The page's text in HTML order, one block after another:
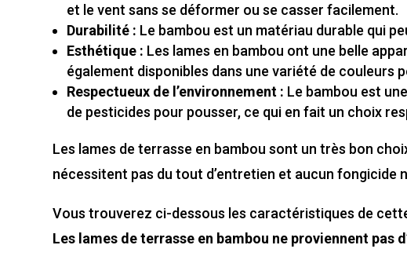
et le vent sans se déformer ou se casser facilement.
Durabilité : Le bambou est un matériau durable qui
Esthétique : Les lames en bambou ont une belle
également disponibles dans une variété de couleurs
Respectueux de l’environnement : Le bambou est
de pesticides pour pousser, ce qui en fait un choix
Les lames de terrasse en bambou sont un très bon
nécessitent pas du tout d’entretien et aucun fongicide
Vous trouverez ci-dessous les caractéristiques de
Les lames de terrasse en bambou ne proviennent pas